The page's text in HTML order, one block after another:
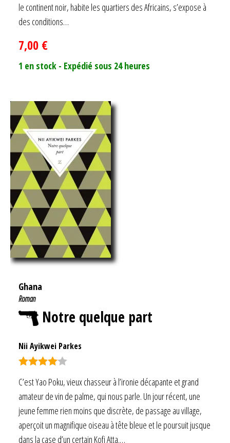
le continent noir, habite les quartiers des Africains, s’expose à
des conditions…
7,00 €
1 en stock - Expédié sous 24 heures
Ghana
Roman
Notre quelque part
Nii Ayikwei Parkes
C’est Yao Poku, vieux chasseur à l’ironie décapante et grand
amateur de vin de palme, qui nous parle. Un jour récent, une
jeune femme rien moins que discrète, de passage au village,
aperçoit un magnifique oiseau à tête bleue et le poursuit jusque
dans la case d’un certain Kofi Atta.…